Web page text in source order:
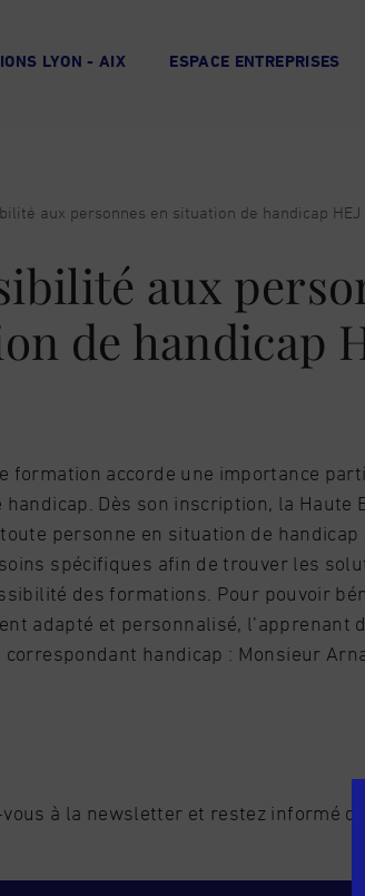
LYON - AIX ESPACE ENTREPRISES
aux personnes en situation de handicap HEJ
aux
de handicap
formation accorde une importance
Dès son inscription, la Haute
personne en situation de
spécifiques afin de trouver les
des formations. Pour pouvoir
adapté et personnalisé,
correspondant handicap : Monsieur
à la newsletter et restez informé